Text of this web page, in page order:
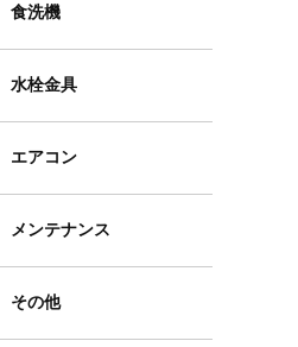
食洗機
水栓金具
エアコン
メンテナンス
その他